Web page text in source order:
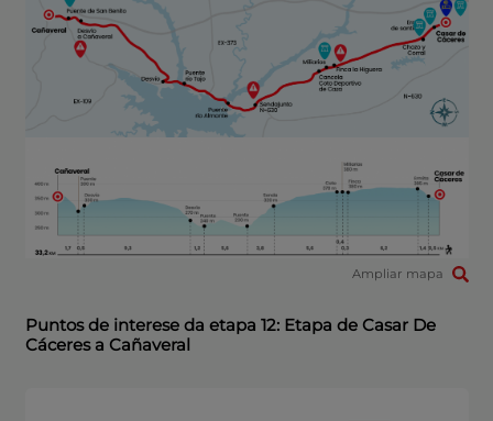
Ampliar mapa
Puntos de interese da etapa 12: Etapa de Casar De
Cáceres a Cañaveral